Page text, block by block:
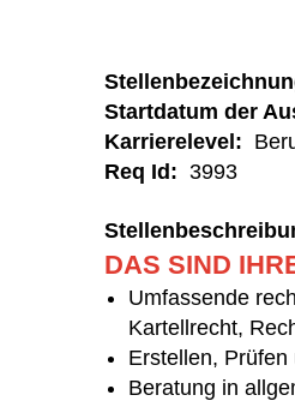
Startdatum der
Karrierelevel:
Req Id: 3993
DAS SIND
Umfassende
Kartellrecht,
Erstellen, Prüfen
Beratung in